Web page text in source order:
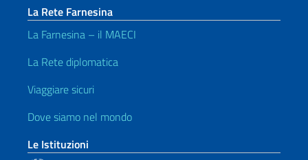
La Rete Farnesina
La Farnesina – il MAECI
La Rete diplomatica
Viaggiare sicuri
Dove siamo nel mondo
Le Istituzioni